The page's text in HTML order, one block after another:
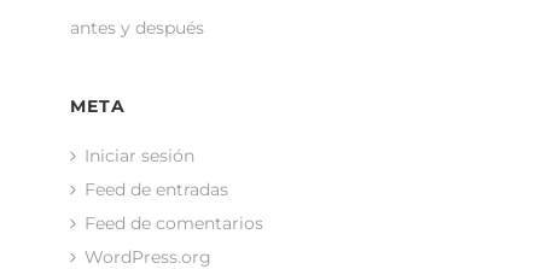
antes y después
META
Iniciar sesión
Feed de entradas
Feed de comentarios
WordPress.org